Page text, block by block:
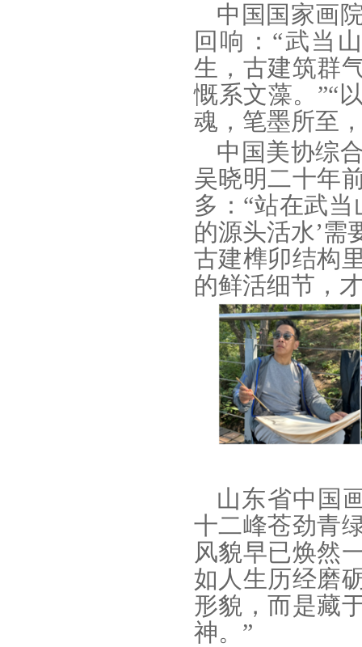
中国国家画
回响：“武当
生，古建筑群
慨系文藻。”“
魂，笔墨所至
中国美协综
吴晓明二十年
多：“站在武
的源头活水’需
古建榫卯结构
的鲜活细节，
山东省中国
十二峰苍劲青
风貌早已焕然
如人生历经磨
形貌，而是藏
神。”